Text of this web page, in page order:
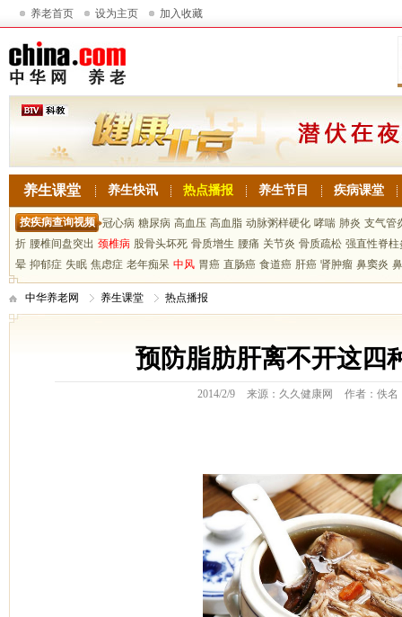
养老首页 设为主页 加入收藏
养生课堂 养生快讯 热点播报 养生节目 疾病课堂
按疾病查询视频 冠心病 糖尿病 高血压 高血脂 动脉粥样硬化 哮喘 肺炎 支气管
折 腰椎间盘突出 颈椎病 股骨头坏死 骨质增生 腰痛 关节炎 骨质疏松 强直性脊柱
晕 抑郁症 失眠 焦虑症 老年痴呆 中风 胃癌 直肠癌 食道癌 肝癌 肾肿瘤 鼻窦炎
中华养老网 养生课堂 热点播报
预防脂肪肝离不开这四
2014/2/9 来源：久久健康网 作者：佚名